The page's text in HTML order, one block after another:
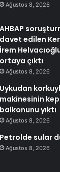
Ağustos 8, 2026
AHBAP
davet edilen
İrem
ortaya çıktı
Ağustos 8, 2026
Uykudan
makinesinin
balkonunu yıktı
Ağustos 8, 2026
Petrolde sular
Ağustos 8, 2026